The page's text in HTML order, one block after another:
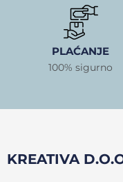
PLAĆANJE
100% sigurno
KREATIVA